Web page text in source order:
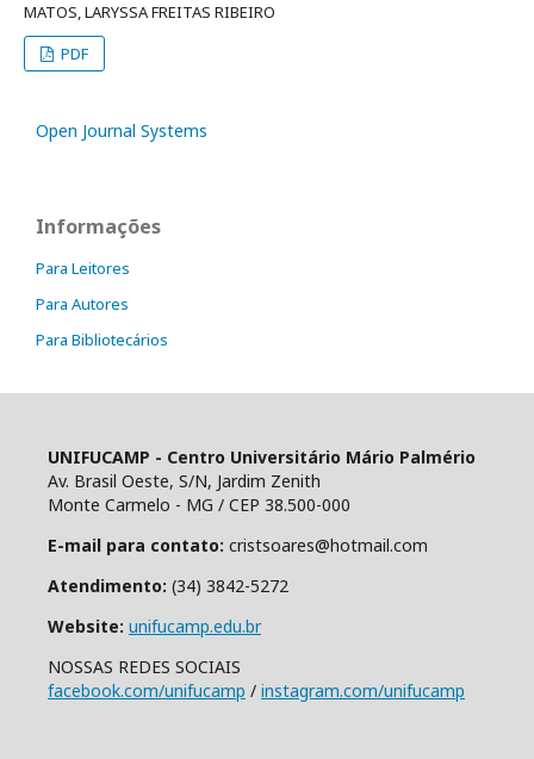
MATOS, LARYSSA FREITAS RIBEIRO
PDF
Open Journal Systems
Informações
Para Leitores
Para Autores
Para Bibliotecários
UNIFUCAMP - Centro Universitário Mário Palmério
Av. Brasil Oeste, S/N, Jardim Zenith
Monte Carmelo - MG / CEP 38.500-000
E-mail para contato: cristsoares@hotmail.com
Atendimento: (34) 3842-5272
Website: unifucamp.edu.br
NOSSAS REDES SOCIAIS
facebook.com/unifucamp / instagram.com/unifucamp